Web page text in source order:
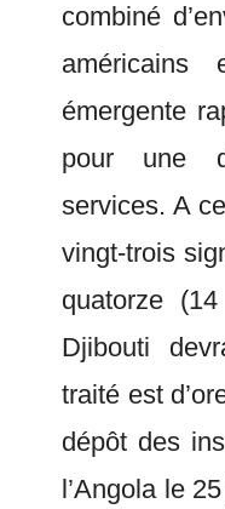
combiné
américains
émergente
pour une
services. A
vingt-trois
quatorze
Djibouti
traité est
dépôt des
l’Angola le